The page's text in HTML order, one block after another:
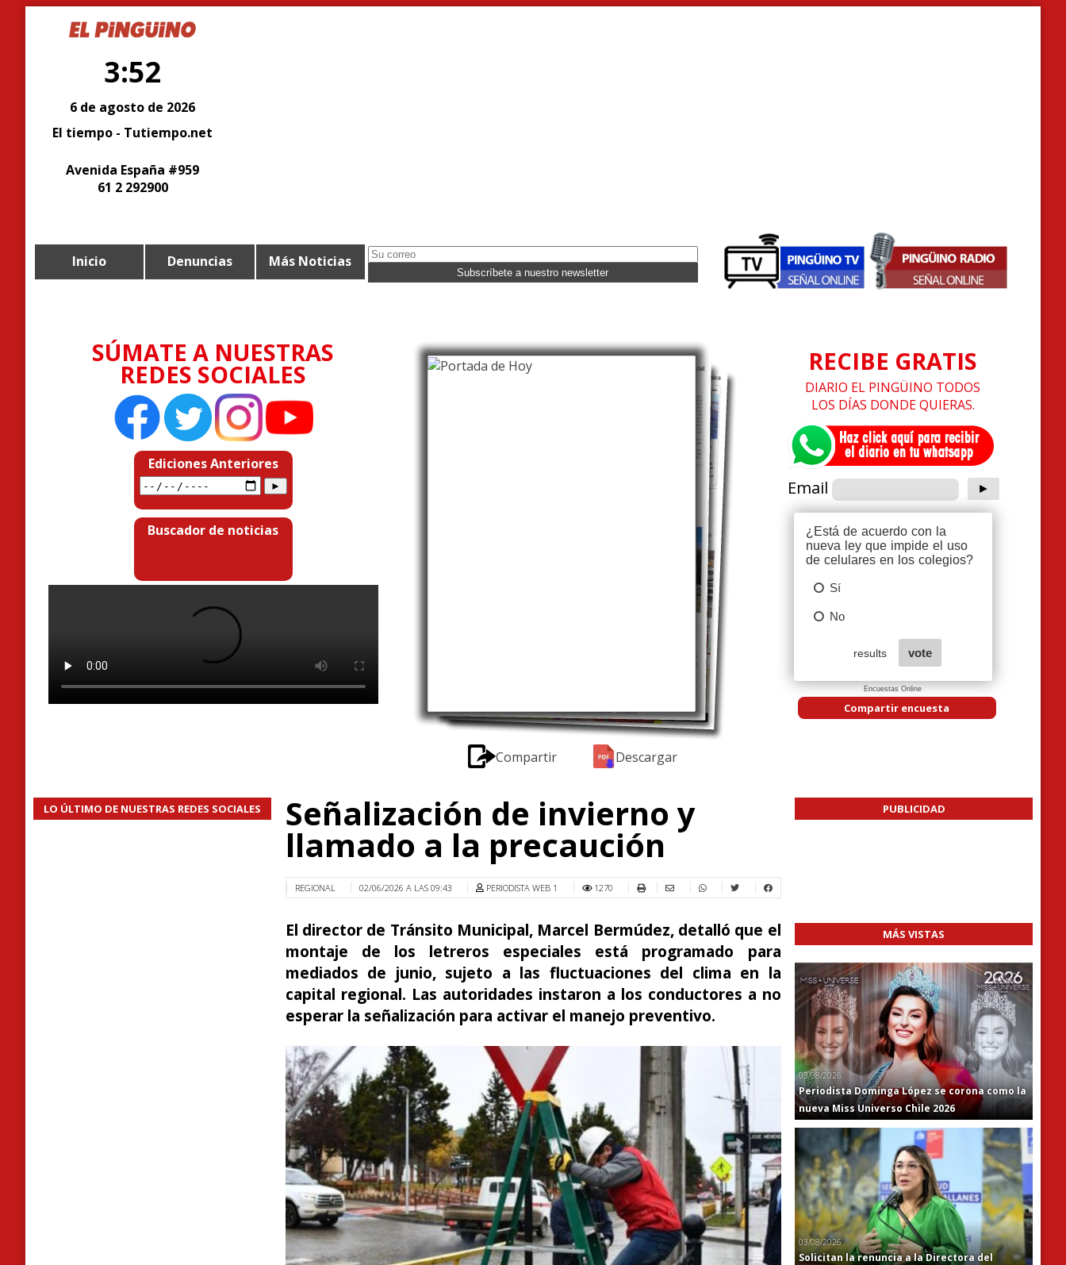
3:52
6 de agosto de 2026
El tiempo - Tutiempo.net
Avenida España #959
61 2 292900
Inicio Denuncias Más Noticias
SÚMATE A NUESTRAS
REDES SOCIALES
Ediciones Anteriores
Buscador de noticias
Compartir Descargar
RECIBE GRATIS
DIARIO EL PINGÜINO TODOS
LOS DÍAS DONDE QUIERAS.
Email
Encuestas Online
Compartir encuesta
LO ÚLTIMO DE NUESTRAS REDES SOCIALES Señalización de invierno y
llamado a la precaución
REGIONAL 02/06/2026 A LAS 09:43 PERIODISTA WEB 1 1270
El director de Tránsito Municipal, Marcel Bermúdez, detalló que el
montaje de los letreros especiales está programado para
mediados de junio, sujeto a las fluctuaciones del clima en la
capital regional. Las autoridades instaron a los conductores a no
esperar la señalización para activar el manejo preventivo.
PUBLICIDAD
MÁS VISTAS
03/08/2026
Periodista Dominga López se corona como la
nueva Miss Universo Chile 2026
03/08/2026
Solicitan la renuncia a la Directora del